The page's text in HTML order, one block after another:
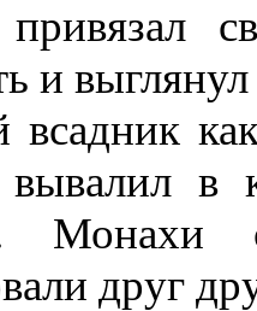
и
как
вывалил
Монахи
друг